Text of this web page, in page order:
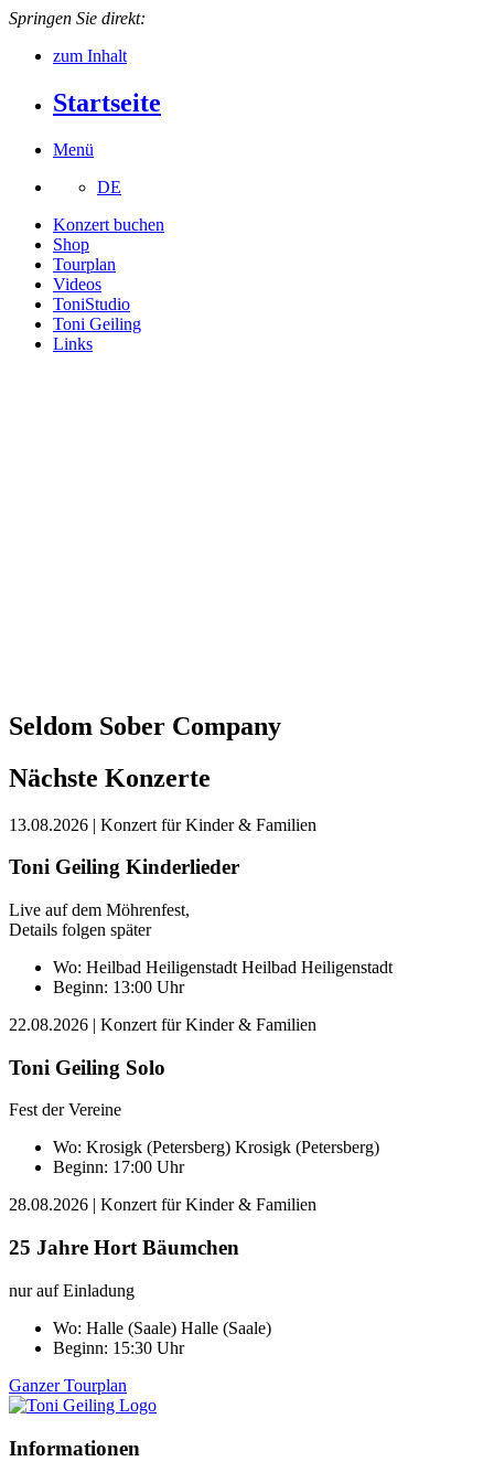
Springen Sie direkt:
zum Inhalt
Startseite
Menü
DE
Konzert buchen
Shop
Tourplan
Videos
ToniStudio
Toni Geiling
Links
Seldom Sober Company
Nächste Konzerte
13.08.2026 | Konzert für Kinder & Familien
Toni Geiling Kinderlieder
Live auf dem Möhrenfest,
Details folgen später
Wo: Heilbad Heiligenstadt Heilbad Heiligenstadt
Beginn: 13:00 Uhr
22.08.2026 | Konzert für Kinder & Familien
Toni Geiling Solo
Fest der Vereine
Wo: Krosigk (Petersberg) Krosigk (Petersberg)
Beginn: 17:00 Uhr
28.08.2026 | Konzert für Kinder & Familien
25 Jahre Hort Bäumchen
nur auf Einladung
Wo: Halle (Saale) Halle (Saale)
Beginn: 15:30 Uhr
Ganzer Tourplan
Informationen